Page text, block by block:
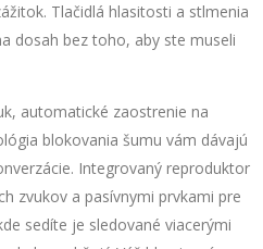
Tlačidlá hlasitosti a stlmenia
dosah bez toho, aby ste museli
automatické zaostrenie na
blokovania šumu vám dávajú
Integrovaný reproduktor
zvukov a pasívnymi prvkami pre
sedíte je sledované viacerými